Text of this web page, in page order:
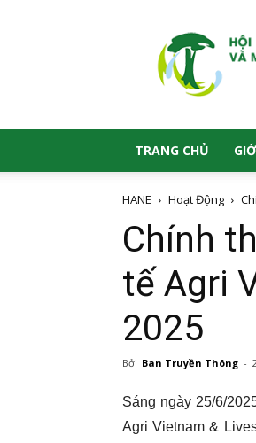
HANE
TRANG CHỦ
HANE Hoạt Động
Chính
tế Agri
2025
Bởi Ban Truyền Thông -
Sáng ngày 25/6/
Agri Vietnam &